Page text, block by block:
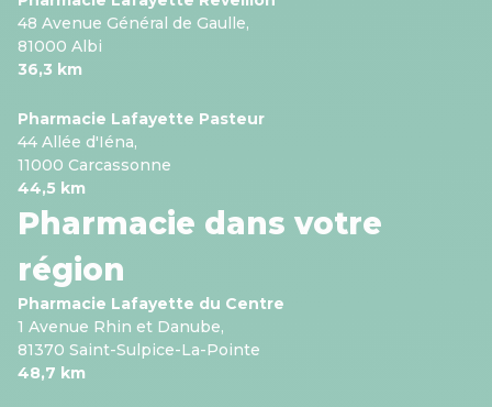
48 Avenue Général de Gaulle,
81000 Albi
36,3 km
Pharmacie Lafayette Pasteur
44 Allée d'Iéna,
11000 Carcassonne
44,5 km
Pharmacie dans votre
région
Pharmacie Lafayette du Centre
1 Avenue Rhin et Danube,
81370 Saint-Sulpice-La-Pointe
48,7 km